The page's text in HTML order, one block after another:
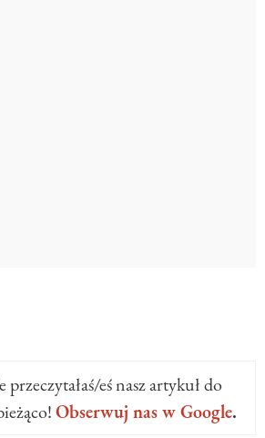
eś nasz artykuł do
Obserwuj nas w Google.